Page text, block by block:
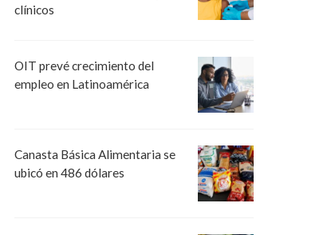
clínicos
OIT prevé crecimiento del
empleo en Latinoamérica
Canasta Básica Alimentaria se
ubicó en 486 dólares